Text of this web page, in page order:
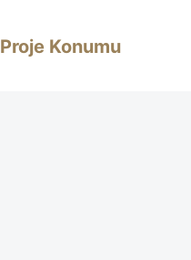
Proje Konumu